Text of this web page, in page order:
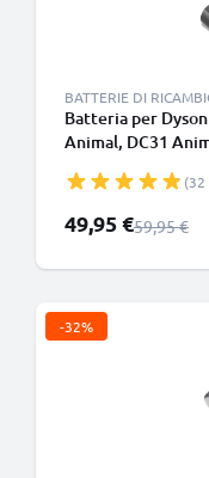
BATTERIE DI
Batteria per
Animal, DC31
Prezzo speciale
49,95 €Prezzo
59,95 €
-32%